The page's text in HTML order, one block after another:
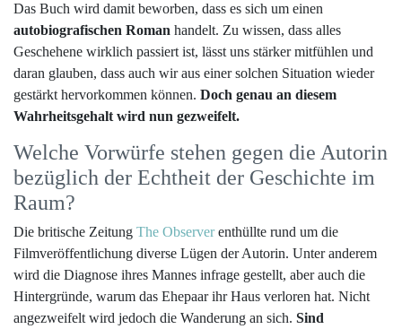
Das Buch wird damit beworben, dass es sich um einen
autobiografischen Roman handelt. Zu wissen, dass alles
Geschehene wirklich passiert ist, lässt uns stärker mitfühlen und
daran glauben, dass auch wir aus einer solchen Situation wieder
gestärkt hervorkommen können. Doch genau an diesem
Wahrheitsgehalt wird nun gezweifelt.
Welche Vorwürfe stehen gegen die Autorin
bezüglich der Echtheit der Geschichte im
Raum?
Die britische Zeitung The Observerenthüllte rund um die
Filmveröffentlichung diverse Lügen der Autorin. Unter anderem
wird die Diagnose ihres Mannes infrage gestellt, aber auch die
Hintergründe, warum das Ehepaar ihr Haus verloren hat. Nicht
angezweifelt wird jedoch die Wanderung an sich. Sind